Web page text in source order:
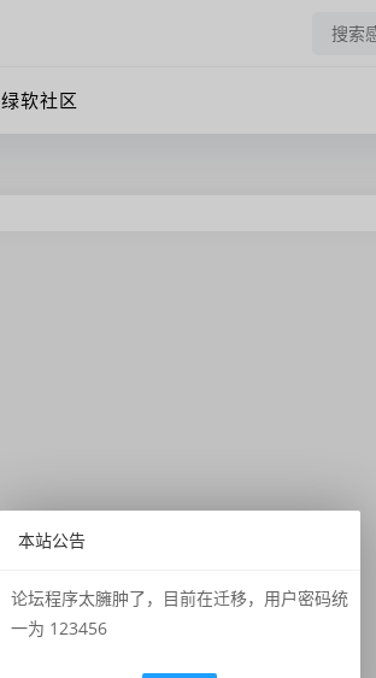
绿软社区
本站公告
论坛程序太臃肿了，目前在迁移，用户密码统
一为 123456